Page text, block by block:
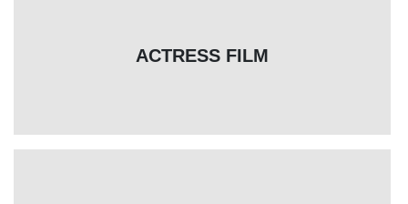
ACTRESS FILM